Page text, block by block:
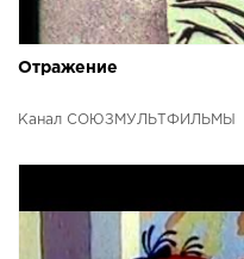
Отражение
Канал СОЮЗМУЛЬТФИЛЬМЫ